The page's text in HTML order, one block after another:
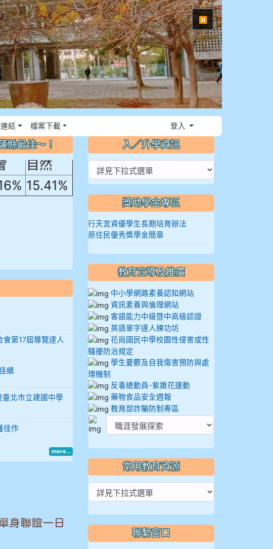
⏸
結 檔案下載 登入
縣最佳～！
22名，花
自然
15.41%
第17屆導覽達人
績
北市立建國中學
佳作
more...
身聯誼一日
入／升學資訊
獎助學金專區
行天宮資優學生長期培育辦法
原住民優秀獎學金簡章
教育宣導及推廣
中小學網路素養認知網站
資訊素養與倫理網站
客語能力中級暨中高級認證
英語單字達人練功坊
花崗國民中學校園性侵害或性
騷擾防治規定
學生憂鬱及自我傷害預防與處
理機制
反毒總動員-紫錐花運動
藥物食品安全週報
教育部詐騙防制專區
常用教育資源
聯繫窗口